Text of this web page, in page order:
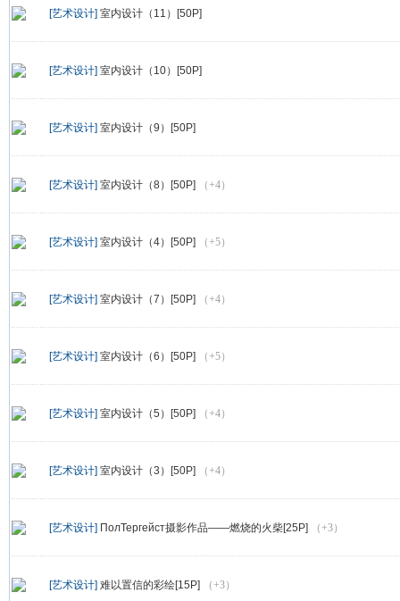
[艺术设计] 室内设计（11）[50P]
[艺术设计] 室内设计（10）[50P]
[艺术设计] 室内设计（9）[50P]
[艺术设计] 室内设计（8）[50P] （+4）
[艺术设计] 室内设计（4）[50P] （+5）
[艺术设计] 室内设计（7）[50P] （+4）
[艺术设计] 室内设计（6）[50P] （+5）
[艺术设计] 室内设计（5）[50P] （+4）
[艺术设计] 室内设计（3）[50P] （+4）
[艺术设计] ПолТергейст摄影作品——燃烧的火柴[25P] （+3）
[艺术设计] 难以置信的彩绘[15P] （+3）